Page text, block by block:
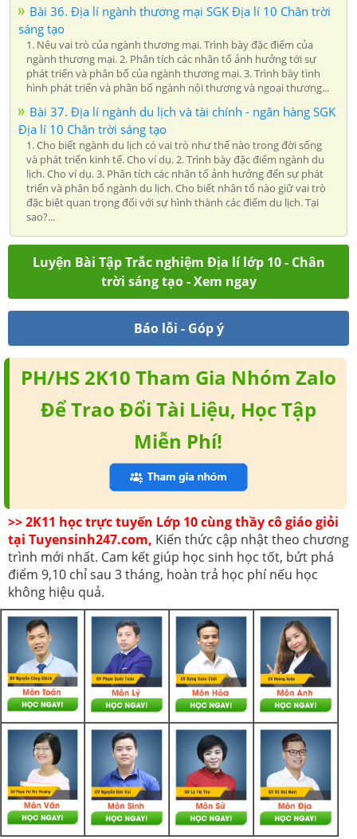
Bài 36. Địa lí ngành thương mại SGK Địa lí 10 Chân trời
sáng tạo
1. Nêu vai trò của ngành thương mại. Trình bày đặc điểm của
ngành thương mại. 2. Phân tích các nhân tố ảnh hưởng tới sự
phát triển và phân bố của ngành thương mại. 3. Trình bày tình
hình phát triển và phân bố ngành nội thương và ngoại thương...
Bài 37. Địa lí ngành du lịch và tài chính - ngân hàng SGK
Địa lí 10 Chân trời sáng tạo
1. Cho biết ngành du lịch có vai trò như thế nào trong đời sống
và phát triển kinh tế. Cho ví dụ. 2. Trình bày đặc điểm ngành du
lịch. Cho ví dụ. 3. Phân tích các nhân tố ảnh hưởng đến sự phát
triển và phân bố ngành du lịch. Cho biết nhân tố nào giữ vai trò
đặc biệt quan trọng đối với sự hình thành các điểm du lịch. Tại
sao?...
Luyện Bài Tập Trắc nghiệm Địa lí lớp 10 - Chân
trời sáng tạo - Xem ngay
Báo lỗi - Góp ý
PH/HS 2K10 Tham Gia Nhóm Zalo
Để Trao Đổi Tài Liệu, Học Tập
Miễn Phí!
>> 2K11 học trực tuyến Lớp 10 cùng thầy cô giáo giỏi
tại Tuyensinh247.com, Kiến thức cập nhật theo chương
trình mới nhất. Cam kết giúp học sinh học tốt, bứt phá
điểm 9,10 chỉ sau 3 tháng, hoàn trả học phí nếu học
không hiệu quả.